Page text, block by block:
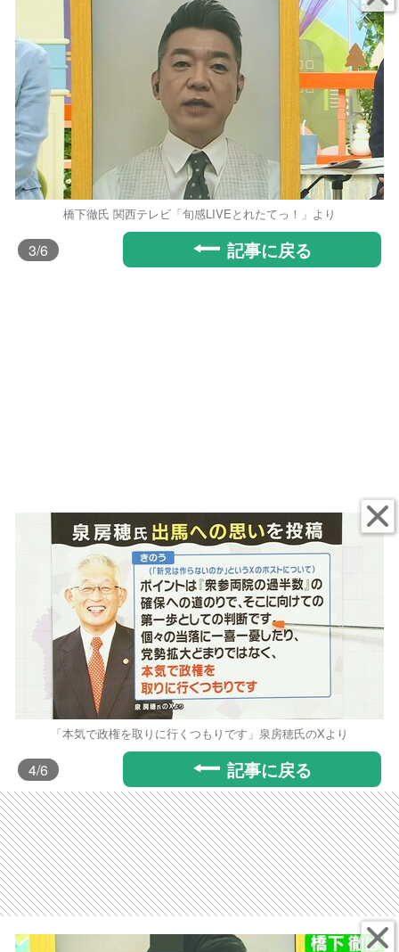
橋下徹氏 関西テレビ「旬感LIVEとれたてっ！」より
3/6 記事に戻る
「本気で政権を取りに行くつもりです」泉房穂氏のXより
4/6 記事に戻る